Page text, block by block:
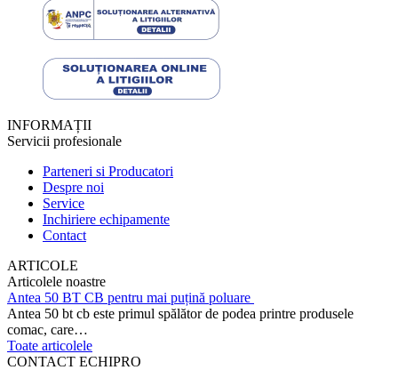
INFORMAȚII
Servicii profesionale
Parteneri si Producatori
Despre noi
Service
Inchiriere echipamente
Contact
ARTICOLE
Articolele noastre
Antea 50 BT CB pentru mai puțină poluare
Antea 50 bt cb este primul spălător de podea printre produsele
comac, care…
Toate articolele
CONTACT ECHIPRO